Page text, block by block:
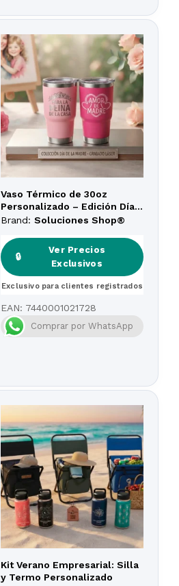
Vaso Térmico de 30oz
Personalizado – Edición Día
de la Madre
Brand: Soluciones Shop®
🔒
Ver Precios
Exclusivos
Exclusivo para clientes registrados
EAN: 7440001021728
Comprar por WhatsApp
Kit Verano Empresarial: Silla
y Termo Personalizado